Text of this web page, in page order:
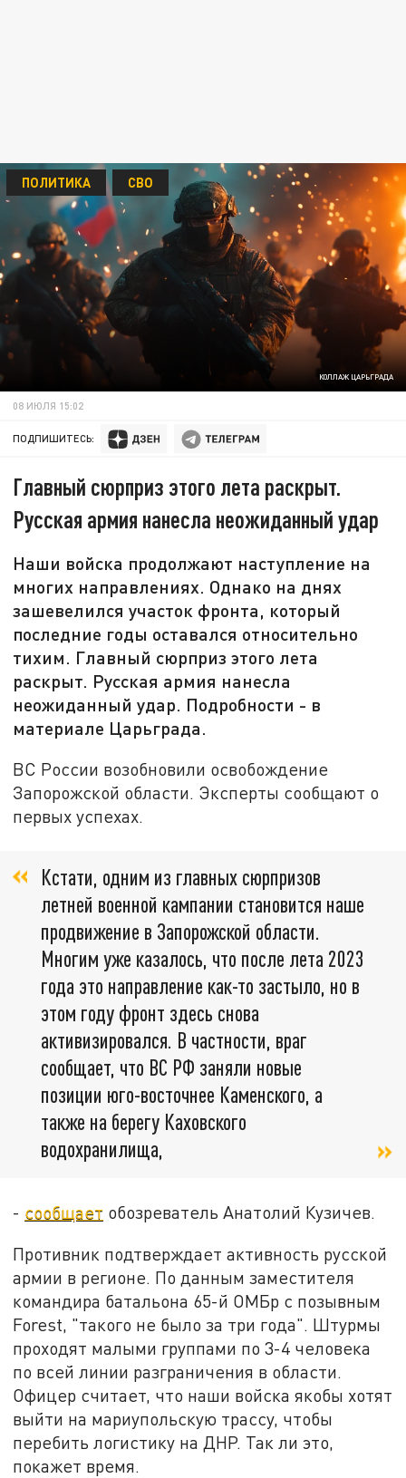
КОЛЛАЖ ЦАРЬГРАДА
ПОЛИТИКА СВО
08 ИЮЛЯ 15:02
ПОДПИШИТЕСЬ:
Главный сюрприз этого лета раскрыт.
Русская армия нанесла неожиданный удар
Наши войска продолжают наступление на
многих направлениях. Однако на днях
зашевелился участок фронта, который
последние годы оставался относительно
тихим. Главный сюрприз этого лета
раскрыт. Русская армия нанесла
неожиданный удар. Подробности - в
материале Царьграда.
ВС России возобновили освобождение
Запорожской области. Эксперты сообщают о
первых успехах.
Кстати, одним из главных сюрпризов
летней военной кампании становится наше
продвижение в Запорожской области.
Многим уже казалось, что после лета 2023
года это направление как-то застыло, но в
этом году фронт здесь снова
активизировался. В частности, враг
сообщает, что ВС РФ заняли новые
позиции юго-восточнее Каменского, а
также на берегу Каховского
водохранилища,
- сообщает обозреватель Анатолий Кузичев.
Противник подтверждает активность русской
армии в регионе. По данным заместителя
командира батальона 65-й ОМБр с позывным
Forest, "такого не было за три года". Штурмы
проходят малыми группами по 3-4 человека
по всей линии разграничения в области.
Офицер считает, что наши войска якобы хотят
выйти на мариупольскую трассу, чтобы
перебить логистику на ДНР. Так ли это,
покажет время.